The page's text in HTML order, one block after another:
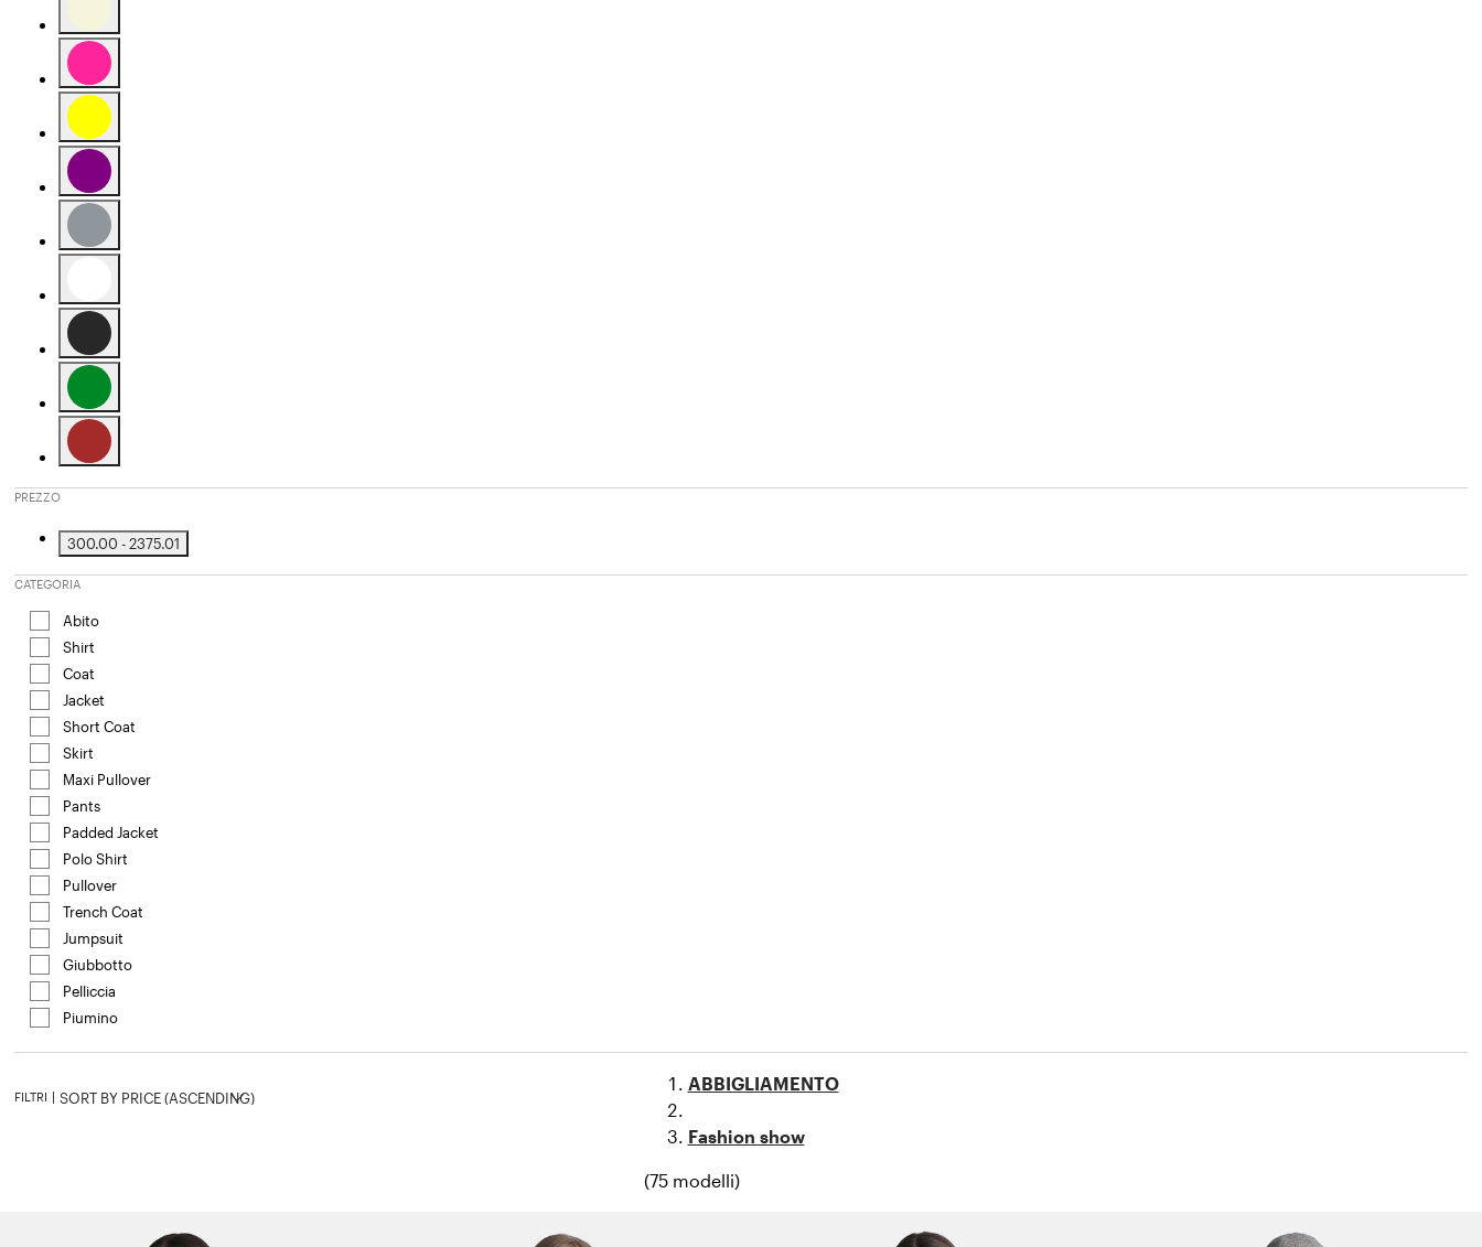
Affinamento in base a Colore: Beige
Affinamento in base a Colore: Pink
Affinamento in base a Colore: Yellow
Affinamento in base a Colore: Purple
Affinamento in base a Colore: Grey
Affinamento in base a Colore: White
Affinamento in base a Colore: Black
Affinamento in base a Colore: Green
PREZZO
300.00 - 2375.01
Affinamento in base a Prezzo: 300.00 - 2375.01
CATEGORIA
AbitoAffinamento in base a Categoria: Abito
Shirt
Coat
Jacket
Short Coat
Skirt
Maxi PulloverAffinamento in base a Categoria: Maxi Pullover
PantsAffinamento in base a Categoria: Pants
Padded Jacket
Polo Shirt
PulloverAffinamento in base a Categoria: Pullover
Trench Coat
Jumpsuit
GiubbottoAffinamento in base a Categoria: Giubbotto
Pelliccia
PiuminoAffinamento in base a Categoria: Piumino
FILTRI |
ABBIGLIAMENTO
Fashion show
(75 modelli)